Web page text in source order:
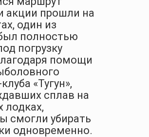
акции прошли на
один из
полностью
погрузку
помощи
«Тугун»,
сплав на
лодках,
смогли убирать
одновременно.